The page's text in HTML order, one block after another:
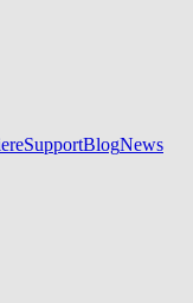
SupportBlogNews